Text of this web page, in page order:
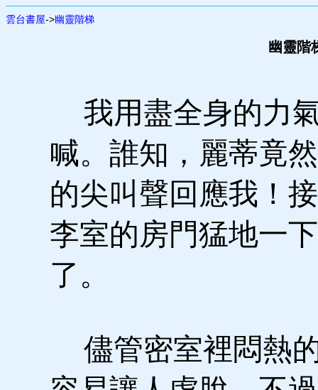
雲台書屋->幽靈階梯
幽靈階
我用盡全身的力
喊。誰知，麗蒂竟
的尖叫聲回應我！
李室的房門猛地一
了。
儘管密室裡悶熱